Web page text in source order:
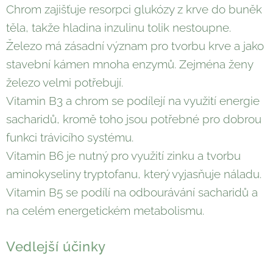
Chrom zajišťuje resorpci glukózy z krve do buněk
těla, takže hladina inzulinu tolik nestoupne.
Železo má zásadní význam pro tvorbu krve a jako
stavební kámen mnoha enzymů. Zejména ženy
železo velmi potřebují.
Vitamin B3 a chrom se podílejí na využití energie
sacharidů, kromě toho jsou potřebné pro dobrou
funkci trávicího systému.
Vitamin B6 je nutný pro využití zinku a tvorbu
aminokyseliny tryptofanu, který vyjasňuje náladu.
Vitamin B5 se podílí na odbourávání sacharidů a
na celém energetickém metabolismu.
Vedlejší účinky